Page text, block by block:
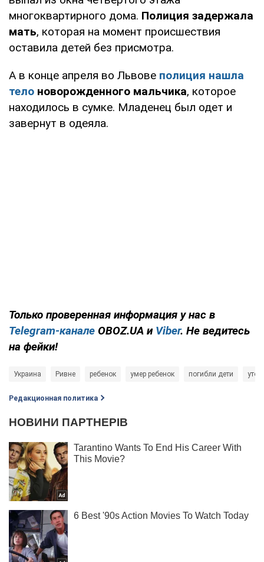
многоквартирного дома. Полиция задержала
мать, которая на момент происшествия
оставила детей без присмотра.
А в конце апреля во Львове полиция нашла
тело новорожденного мальчика, которое
находилось в сумке. Младенец был одет и
завернут в одеяла.
Только проверенная информация у нас в
Telegram-канале OBOZ.UA и Viber. Не ведитесь
на фейки!
Украина Ривне ребенок умер ребенок погибли дети
Редакционная политика